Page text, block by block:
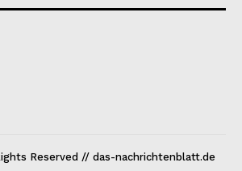
Reserved // das-nachrichtenblatt.de